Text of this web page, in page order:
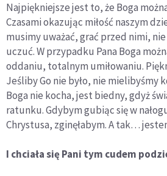
Najpiękniejsze jest to, że Boga
Czasami okazując miłość naszym
musimy uważać, grać przed nimi,
uczuć. W przypadku Pana Boga
oddaniu, totalnym umiłowaniu.
Jeśliby Go nie było, nie mielibyśmy
Boga nie kocha, jest biedny, gdyż
ratunku. Gdybym gubiąc się w
Chrystusa, zginęłabym. A tak…
I chciała się Pani tym cudem